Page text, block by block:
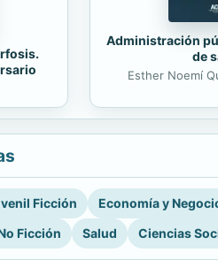
Administración
de
Esther Noemí
Ficción Economía y
Ficción
Salud Ciencias